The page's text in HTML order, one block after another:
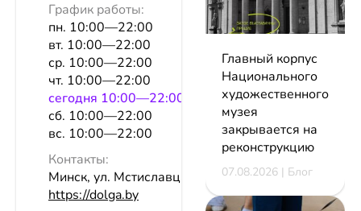
График работы:
пн. 10:00—22:00
вт. 10:00—22:00
ср. 10:00—22:00
чт. 10:00—22:00
сeгодня 10:00—22:00
сб. 10:00—22:00
вс. 10:00—22:00
Контакты:
Минск, ул. Мстиславца, 18, оф. 386
https://dolga.by
Главный корпус
Национального
художественного
музея
закрывается на
реконструкцию
07.08.2026 | Блог